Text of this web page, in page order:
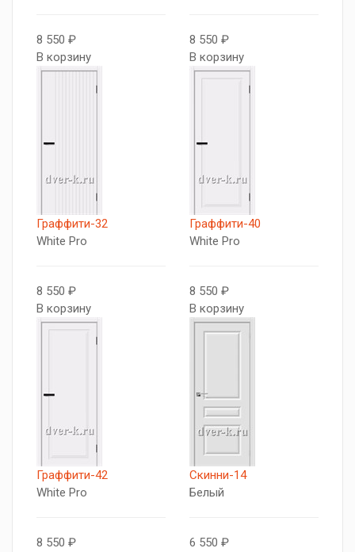
8 550 ₽
В корзину
8 550 ₽
В корзину
Граффити-32
White Pro
8 550 ₽
В корзину
Граффити-40
White Pro
8 550 ₽
В корзину
Граффити-42
White Pro
8 550 ₽
Скинни-14
Белый
6 550 ₽